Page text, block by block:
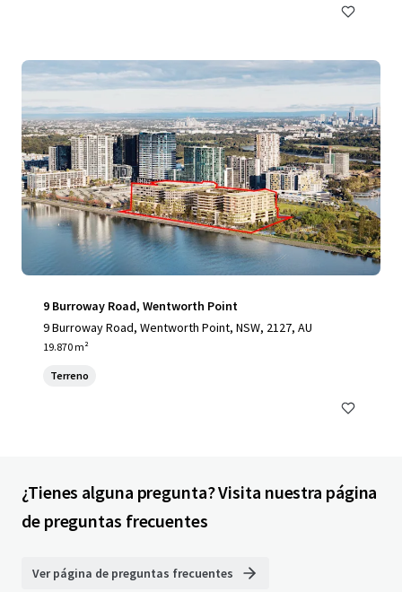
9 Burroway Road, Wentworth Point
9 Burroway Road, Wentworth Point, NSW, 2127, AU
19.870 m²
Terreno
¿Tienes alguna pregunta? Visita nuestra página
de preguntas frecuentes
Ver página de preguntas frecuentes